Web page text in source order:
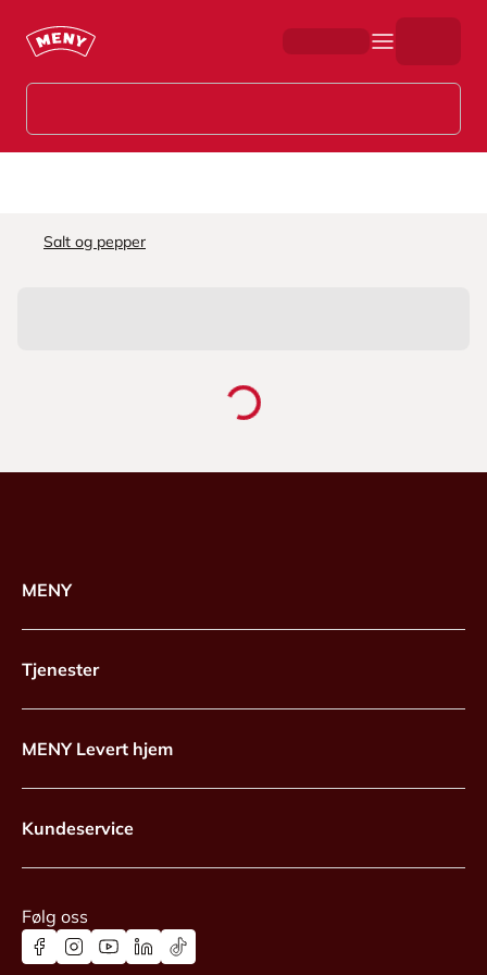
Salt og pepper
MENY
Tjenester
MENY Levert hjem
Kundeservice
Følg oss